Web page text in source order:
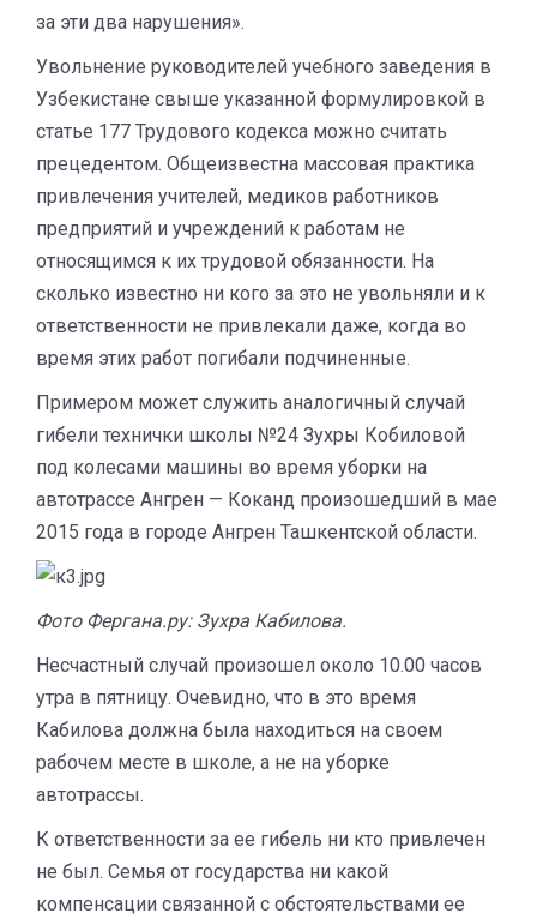
за эти два нарушения».
Увольнение руководителей учебного заведения в
Узбекистане свыше указанной формулировкой в
статье 177 Трудового кодекса можно считать
прецедентом. Общеизвестна массовая практика
привлечения учителей, медиков работников
предприятий и учреждений к работам не
относящимся к их трудовой обязанности. На
сколько известно ни кого за это не увольняли и к
ответственности не привлекали даже, когда во
время этих работ погибали подчиненные.
Примером может служить аналогичный случай
гибели технички школы №24 Зухры Кобиловой
под колесами машины во время уборки на
автотрассе Ангрен — Коканд произошедший в мае
2015 года в городе Ангрен Ташкентской области.
Фото Фергана.ру: Зухра Кабилова.
Несчастный случай произошел около 10.00 часов
утра в пятницу. Очевидно, что в это время
Кабилова должна была находиться на своем
рабочем месте в школе, а не на уборке
автотрассы.
К ответственности за ее гибель ни кто привлечен
не был. Семья от государства ни какой
компенсации связанной с обстоятельствами ее